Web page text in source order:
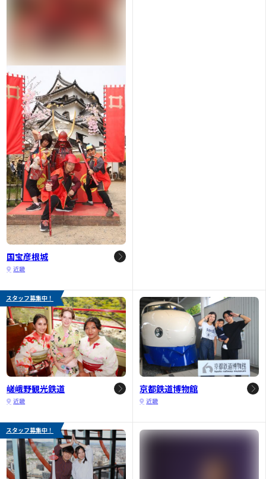
国宝彦根城
近畿
スタッフ募集中！
嵯峨野観光鉄道
近畿
京都鉄道博物館
近畿
スタッフ募集中！